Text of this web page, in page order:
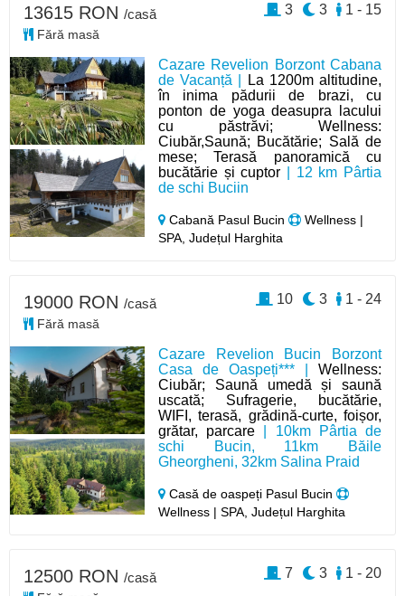
Cazare Revelion Borzont Cabana
de Vacanță |
La 1200m altitudine,
în inima pădurii de brazi, cu
ponton de yoga deasupra lacului
cu păstrăvi; Wellness:
Ciubăr,Saună; Bucătărie; Sală de
mese; Terasă panoramică cu
bucătărie și cuptor | 12 km Pârtia
de schi Buciin
Cabană Pasul Bucin
Wellness |
SPA, Județul Harghita
13615 RON /casă
Fără masă
1 - 15
3
3
Cazare Revelion Bucin Borzont
Casa de Oaspeți*** | Wellness:
Ciubăr; Saună umedă și saună
uscată; Sufragerie, bucătărie,
WIFI, terasă, grădină-curte, foișor,
grătar, parcare | 10km Pârtia de
schi Bucin, 11km Băile
Gheorgheni, 32km Salina Praid
Casă de oaspeți Pasul Bucin
Wellness | SPA, Județul Harghita
19000 RON /casă
Fără masă
1 - 24
3
10
12500 RON /casă 1 - 20
3
7